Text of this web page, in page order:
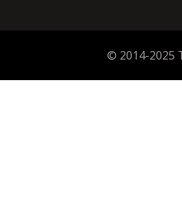
© 2014-2025